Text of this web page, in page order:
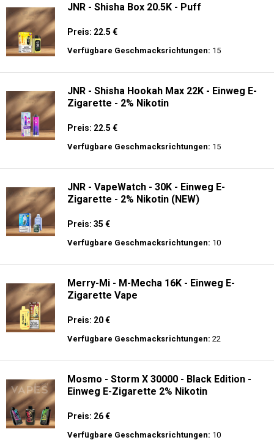
JNR - Shisha Box 20.5K - Puff
Preis: 22.5 €
Verfügbare Geschmacksrichtungen: 15
JNR - Shisha Hookah Max 22K - Einweg E-
Zigarette - 2% Nikotin
Preis: 22.5 €
Verfügbare Geschmacksrichtungen: 15
JNR - VapeWatch - 30K - Einweg E-
Zigarette - 2% Nikotin (NEW)
Preis: 35 €
Verfügbare Geschmacksrichtungen: 10
Merry-Mi - M-Mecha 16K - Einweg E-
Zigarette Vape
Preis: 20 €
Verfügbare Geschmacksrichtungen: 22
Mosmo - Storm X 30000 - Black Edition -
Einweg E-Zigarette 2% Nikotin
Preis: 26 €
Verfügbare Geschmacksrichtungen: 10